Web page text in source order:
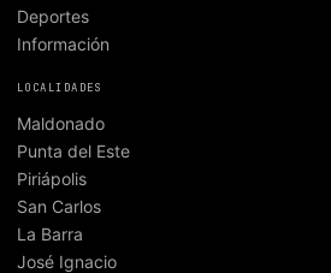
Deportes
Información
LOCALIDADES
Maldonado
Punta del Este
Piriápolis
San Carlos
La Barra
José Ignacio